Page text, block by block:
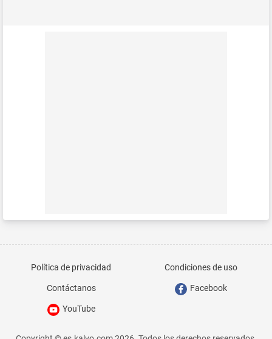
Política de privacidad Condiciones de uso
Contáctanos Facebook
YouTube